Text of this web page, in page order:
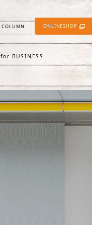
COLUMN ONLINESHOP
for BUSINESS